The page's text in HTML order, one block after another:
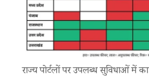
राज्य पोर्टलों पर उपलब्ध सुविधाओं में